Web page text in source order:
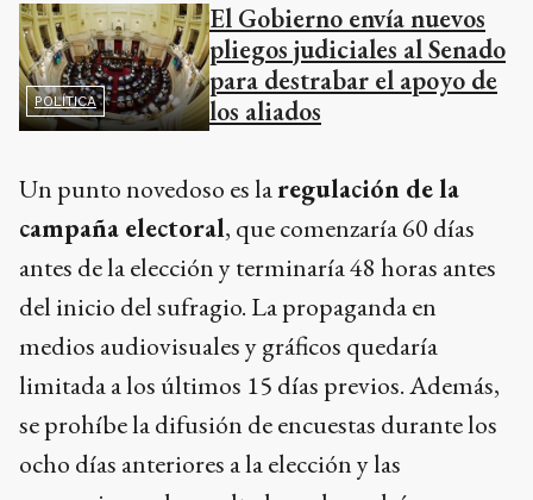
POLÍTICA
El Gobierno envía nuevos
pliegos judiciales al Senado
para destrabar el apoyo de
los aliados
Un punto novedoso es laregulación de la
campaña electoral, que comenzaría 60 días
antes de la elección y terminaría 48 horas antes
del inicio del sufragio. La propaganda en
medios audiovisuales y gráficos quedaría
limitada a los últimos 15 días previos. Además,
se prohíbe la difusión de encuestas durante los
ocho días anteriores a la elección y las